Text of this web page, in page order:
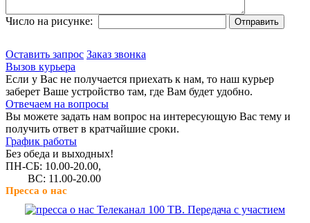
Число на рисунке:
Оставить запрос Заказ звонка
Вызов курьера
Если у Вас не получается приехать к нам, то наш курьер
заберет Ваше устройство там, где Вам будет удобно.
Отвечаем на вопросы
Вы можете задать нам вопрос на интересующую Вас тему и
получить ответ в кратчайшие сроки.
График работы
Без обеда и выходных!
ПН-СБ: 10.00-20.00,
ВС: 11.00-20.00
Пресса о нас
Телеканал 100 ТВ. Передача с участием